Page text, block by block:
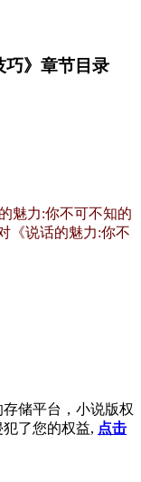
巧》章节目录
魅力:你不可不知的
《说话的魅力:你不
储平台，小说版权
了您的权益, 点击